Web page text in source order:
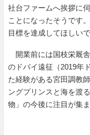
社台ファームへ挨拶に
ことになったそうです
目標を達成してほしい
開業前には国枝栄厩
のドバイ遠征（2019年
た経験がある宮田調教
ングプリンスと海を渡
物」の今後に注目が集ま